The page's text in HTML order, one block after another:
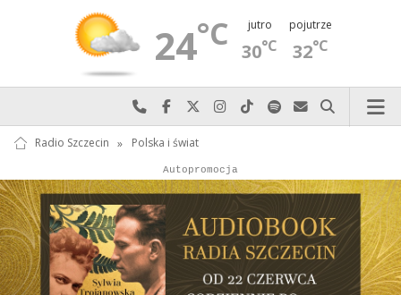
24°C jutro
30°C
pojutrze
32°C
Najlepiej po prostu do nas zadzwoń
Odwiedź nas na Facebook-u
Odwiedź nas na X
Odwiedź nas na Instagram-ie
Odwiedź nas na TikTok-u
Szukaj nas na Spotify
Wyślij do nas
Szukaj
Radio Szczecin » Polska i świat
Reklama
Autopromocja